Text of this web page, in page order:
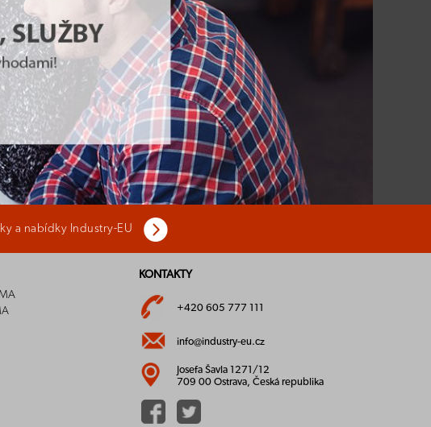
a nabídky Industry-EU
KONTAKTY
+420 605 777 111
info@industry-eu.cz
Josefa Šavla 1271/12
709 00 Ostrava, Česká republika